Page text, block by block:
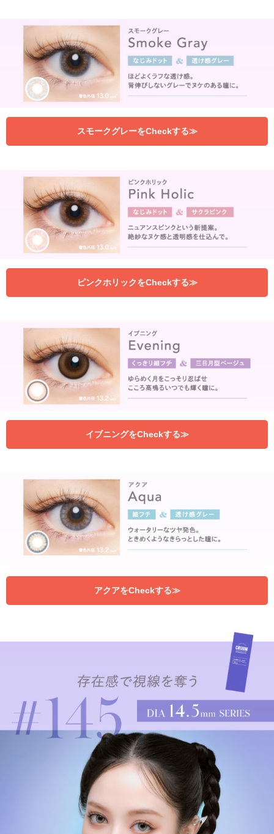
スモークグレーをCheckする≫
ピンクホリックをCheckする≫
イブニングをCheckする≫
アクアをCheckする≫